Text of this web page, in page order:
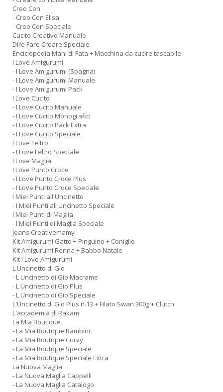
Creo Con
- Creo Con Elisa
- Creo Con Speciale
Cucito Creativo Manuale
Dire Fare Creare Speciale
Enciclopedia Mani di Fata + Macchina da cucire tascabile
I Love Amigurumi
- I Love Amigurumi (Spagna)
- I Love Amigurumi Manuale
- I Love Amigurumi Pack
I Love Cucito
- I Love Cucito Manuale
- I Love Cucito Monografici
- I Love Cucito Pack Extra
- I Love Cucito Speciale
I Love Feltro
- I Love Feltro Speciale
I Love Maglia
I Love Punto Croce
- I Love Punto Croce Plus
- I Love Punto Croce Speciale
I Miei Punti all Uncinetto
- I Miei Punti all Uncinetto Speciale
I Miei Punti di Maglia
- I Miei Punti di Maglia Speciale
Jeans Creativemamy
Kit Amigurumi Gatto + Pinguino + Coniglio
Kit Amigurumi Renna + Babbo Natale
Kit I Love Amigurumi
L Uncinetto di Gio
- L Uncinetto di Gio Macrame
- L Uncinetto di Gio Plus
- L Uncinetto di Gio Speciale
L'Uncinetto di Gio Plus n.13 + Filato Swan 300g + Clutch
L'accademia di Rakam
La Mia Boutique
- La Mia Boutique Bambini
- La Mia Boutique Curvy
- La Mia Boutique Speciale
- La Mia Boutique Speciale Extra
La Nuova Maglia
- La Nuova Maglia Cappelli
- La Nuova Maglia Catalogo